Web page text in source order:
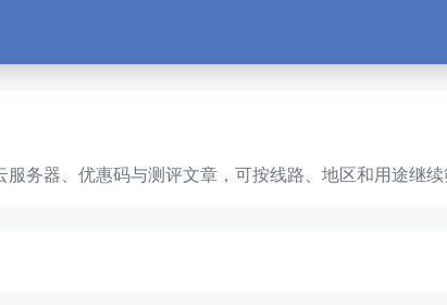
务器、优惠码与测评文章，可按线路、地区和用途继续